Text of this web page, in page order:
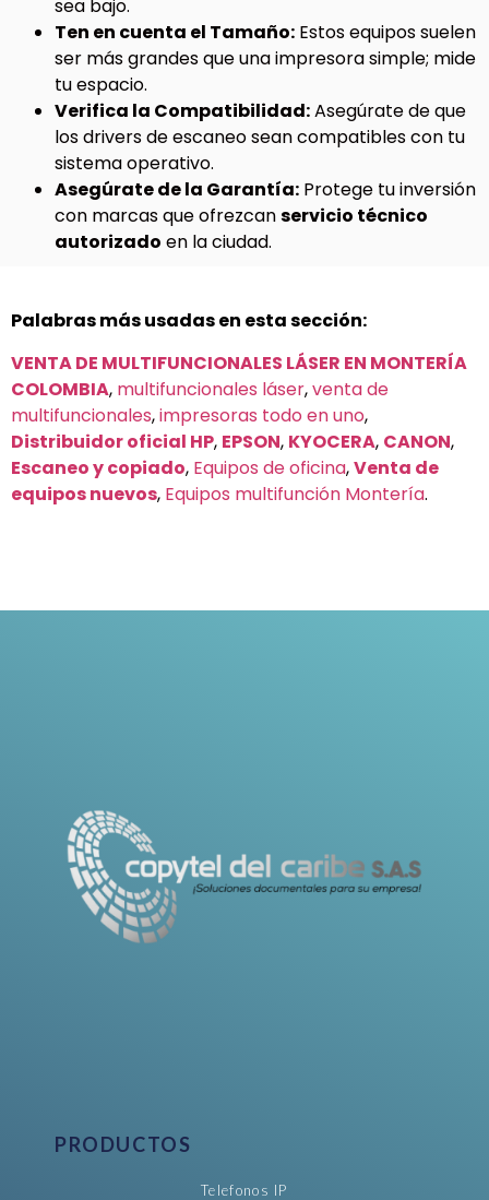
sea bajo.
Ten en cuenta el Tamaño: Estos equipos suelen
ser más grandes que una impresora simple; mide
tu espacio.
Verifica la Compatibilidad:Asegúrate de que
los drivers de escaneo sean compatibles con tu
sistema operativo.
Asegúrate de la Garantía: Protege tu inversión
con marcas que ofrezcanservicio técnico
autorizado en la ciudad.
Palabras más usadas en esta sección:
VENTA DE MULTIFUNCIONALES LÁSER EN MONTERÍA
COLOMBIA, multifuncionales láser,venta de
multifuncionales,impresoras todo en uno,
Distribuidor oficial HP, EPSON, KYOCERA, CANON,
Escaneo y copiado, Equipos de oficina,Venta de
equipos nuevos, Equipos multifunción Montería.
PRODUCTOS
Telefonos IP